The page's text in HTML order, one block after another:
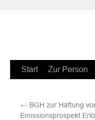
Zum
springen
Start Zur Person
← BGH zur Haftung
Emissionsprospekt